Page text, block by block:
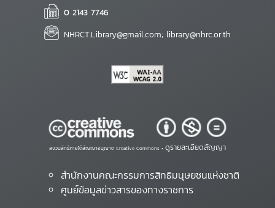
0 2143 7746
NHRCT.Library@gmail.com; library@nhrc.or.th
สงวนสิทธิ์ภายใต้สัญญาอนุญาต Creative Commons • ดูรายละเอียดสัญญา
สำนักงานคณะกรรมการสิทธิมนุษยชนแห่งชาติ
ศูนย์ข้อมูลข่าวสารของทางราชการ